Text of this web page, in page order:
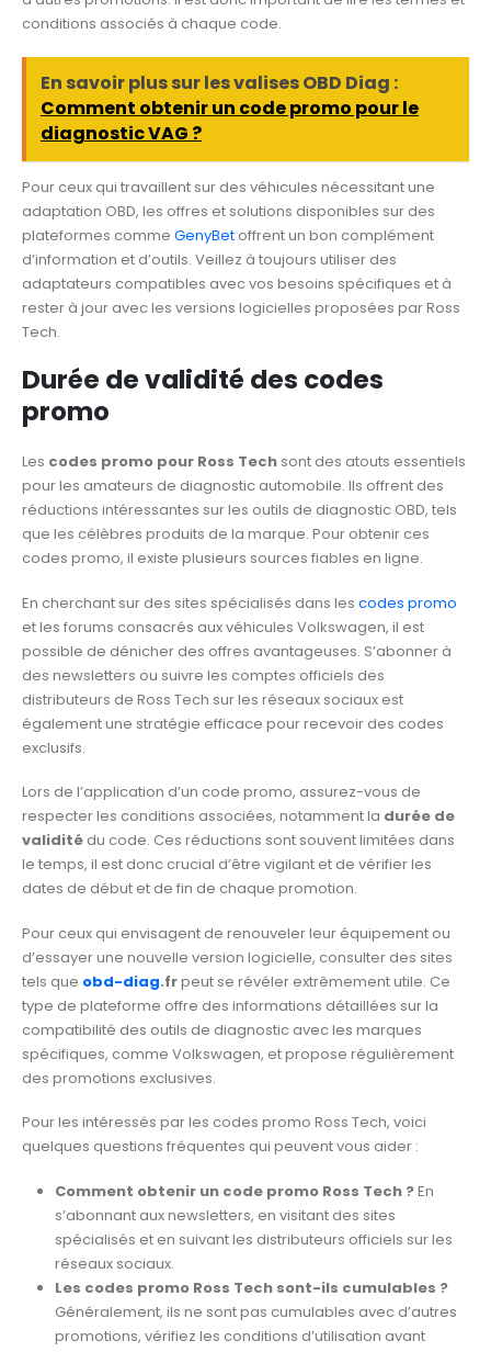
conditions associés à chaque code.
En savoir plus sur les valises OBD Diag :
Comment obtenir un code promo pour le
diagnostic VAG ?
Pour ceux qui travaillent sur des véhicules nécessitant une
adaptation OBD, les offres et solutions disponibles sur des
plateformes comme GenyBet offrent un bon complément
d’information et d’outils. Veillez à toujours utiliser des
adaptateurs compatibles avec vos besoins spécifiques et à
rester à jour avec les versions logicielles proposées par Ross
Tech.
Durée de validité des codes
promo
Les codes promo pour Ross Tech sont des atouts essentiels
pour les amateurs de diagnostic automobile. Ils offrent des
réductions intéressantes sur les outils de diagnostic OBD, tels
que les célèbres produits de la marque. Pour obtenir ces
codes promo, il existe plusieurs sources fiables en ligne.
En cherchant sur des sites spécialisés dans les codes promo
et les forums consacrés aux véhicules Volkswagen, il est
possible de dénicher des offres avantageuses. S’abonner à
des newsletters ou suivre les comptes officiels des
distributeurs de Ross Tech sur les réseaux sociaux est
également une stratégie efficace pour recevoir des codes
exclusifs.
Lors de l’application d’un code promo, assurez-vous de
respecter les conditions associées, notamment la durée de
validité du code. Ces réductions sont souvent limitées dans
le temps, il est donc crucial d’être vigilant et de vérifier les
dates de début et de fin de chaque promotion.
Pour ceux qui envisagent de renouveler leur équipement ou
d’essayer une nouvelle version logicielle, consulter des sites
tels que obd-diag.frpeut se révéler extrêmement utile. Ce
type de plateforme offre des informations détaillées sur la
compatibilité des outils de diagnostic avec les marques
spécifiques, comme Volkswagen, et propose régulièrement
des promotions exclusives.
Pour les intéressés par les codes promo Ross Tech, voici
quelques questions fréquentes qui peuvent vous aider :
Comment obtenir un code promo Ross Tech ?En
s’abonnant aux newsletters, en visitant des sites
spécialisés et en suivant les distributeurs officiels sur les
réseaux sociaux.
Les codes promo Ross Tech sont-ils cumulables ?
Généralement, ils ne sont pas cumulables avec d’autres
promotions, vérifiez les conditions d’utilisation avant